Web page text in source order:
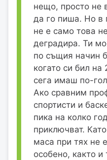
нещо, просто не
да го пиша. Но в
не е само това
деградира. Ти
по същия начин
когато си бил
сега имаш по-
Ако сравним
спортисти и
пика на колко
приключват.
маса при тях не
особено, както